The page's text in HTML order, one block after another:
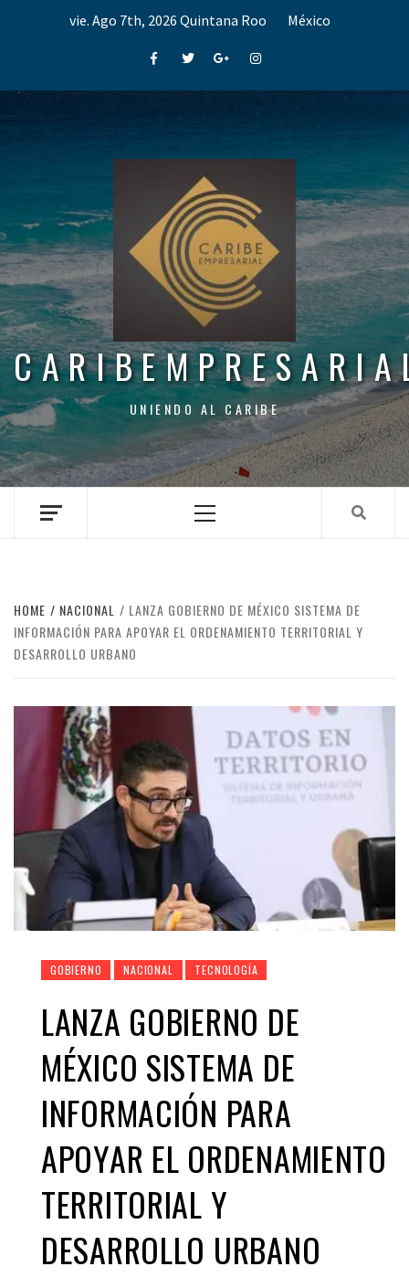
vie. Ago 7th, 2026 Quintana Roo México
FacebookTwitterGoogle+Instagram
UNIENDO AL CARIBE
Menu
HOME NACIONAL
LANZA GOBIERNO DE MÉXICO SISTEMA DE
INFORMACIÓN PARA APOYAR EL ORDENAMIENTO TERRITORIAL Y
DESARROLLO URBANO
GOBIERNO NACIONAL TECNOLOGÍA
LANZA GOBIERNO DE
MÉXICO SISTEMA DE
INFORMACIÓN PARA
APOYAR EL ORDENAMIENTO
TERRITORIAL Y
DESARROLLO URBANO